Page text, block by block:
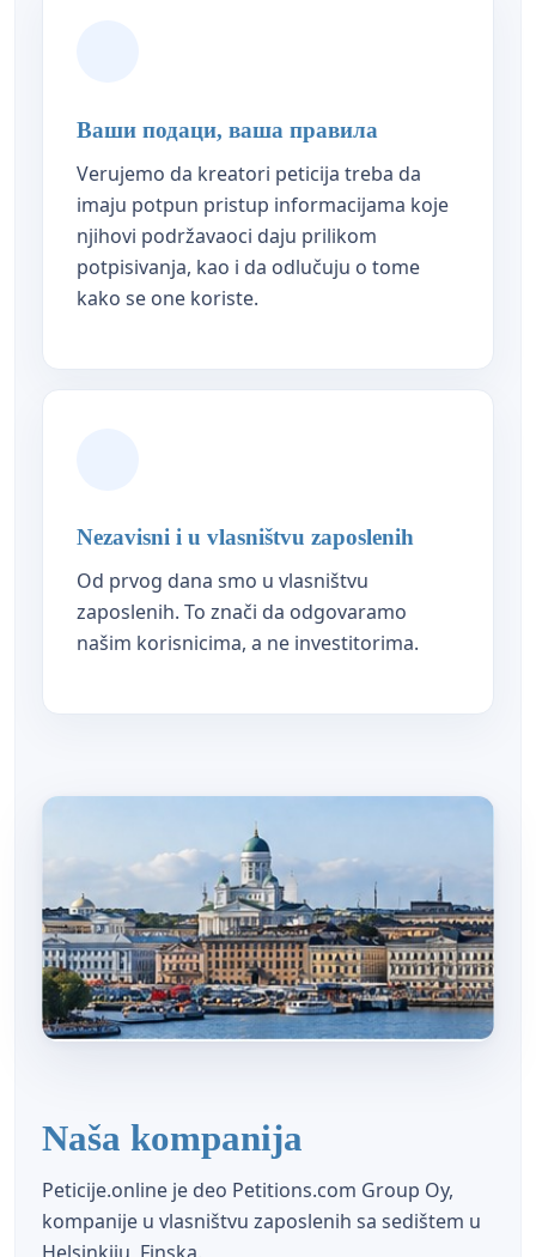
Ваши подаци, ваша правила
Verujemo da kreatori peticija treba da
imaju potpun pristup informacijama koje
njihovi podržavaoci daju prilikom
potpisivanja, kao i da odlučuju o tome
kako se one koriste.
Nezavisni i u vlasništvu zaposlenih
Od prvog dana smo u vlasništvu
zaposlenih. To znači da odgovaramo
našim korisnicima, a ne investitorima.
Naša kompanija
Peticije.online je deo Petitions.com Group Oy,
kompanije u vlasništvu zaposlenih sa sedištem u